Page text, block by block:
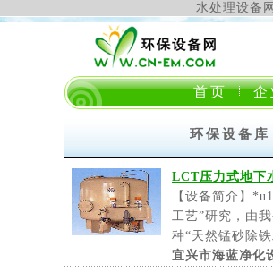
水处理设备网
首页 企
环保设备库
LCT压力式地下
【设备简介】
工艺”研究，由
种“天然锰砂除
宜兴市海蓝净化